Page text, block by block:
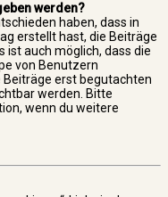
werden?
haben, dass in
erstellt hast, die Beiträge
ist auch möglich, dass die
von Benutzern
Beiträge erst begutachten
werden. Bitte
wenn du weitere